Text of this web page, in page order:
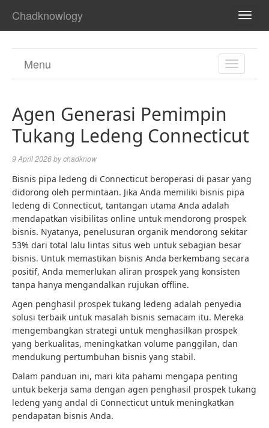
Chadknowlogy
TOGGLE
Menu
Agen Generasi Pemimpin
Tukang Ledeng Connecticut
9 April 2026bychadknow
Bisnis pipa ledeng di Connecticut beroperasi di pasar yang
didorong oleh permintaan. Jika Anda memiliki bisnis pipa
ledeng di Connecticut, tantangan utama Anda adalah
mendapatkan visibilitas online untuk mendorong prospek
bisnis. Nyatanya, penelusuran organik mendorong sekitar
53% dari total lalu lintas situs web untuk sebagian besar
bisnis. Untuk memastikan bisnis Anda berkembang secara
positif, Anda memerlukan aliran prospek yang konsisten
tanpa hanya mengandalkan rujukan offline.
Agen penghasil prospek tukang ledeng adalah penyedia
solusi terbaik untuk masalah bisnis semacam itu. Mereka
mengembangkan strategi untuk menghasilkan prospek
yang berkualitas, meningkatkan volume panggilan, dan
mendukung pertumbuhan bisnis yang stabil.
Dalam panduan ini, mari kita pahami mengapa penting
untuk bekerja sama dengan agen penghasil prospek tukang
ledeng yang andal di Connecticut untuk meningkatkan
pendapatan bisnis Anda.